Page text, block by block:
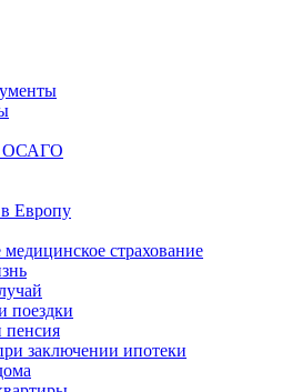
ОСАГО
в Европу
страхование
поездки
пенсия
заключении ипотеки